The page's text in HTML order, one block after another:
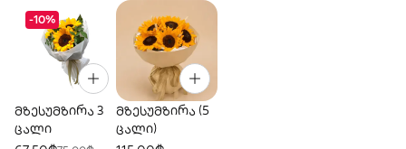
-10%
მზესუმზირა 3
ცალი
მზესუმზირა (5
ცალი)